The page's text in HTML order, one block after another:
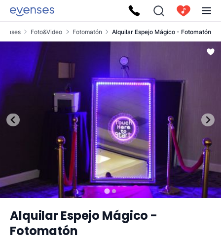
Foto&Video Fotomatón Alquilar Espejo Mágico - Fotomatón
Alquilar Espejo Mágico -
Fotomatón